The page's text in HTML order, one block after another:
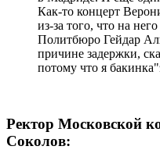
Как-то концерт
из-за того, что на
Политбюро Гейдар
причине задержки,
потому что я
Ректор Московской
Соколов: